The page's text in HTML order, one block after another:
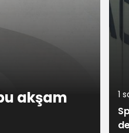
akşam
1